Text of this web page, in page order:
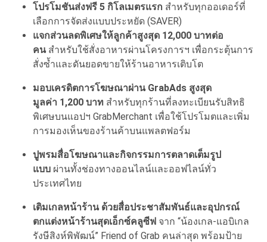
โปรโมชันส่งฟรี 5 กิโลเมตรแรก สำหรับทุกออเดอร์ที่
เลือกการจัดส่งแบบประหยัด (SAVER)
แจกส่วนลดพิเศษให้ลูกค้าสูงสุด 12,000 บาทต่อ
คนสำหรับใช้สั่งอาหารผ่านโครงการฯ เพื่อกระตุ้นการ
สั่งซ้ำและดันยอดขายให้ร้านอาหารเติบโต
มอบเครดิตการโฆษณาผ่าน GrabAds สูงสุด
มูลค่า 1,200 บาท สำหรับทุกร้านที่ลงทะเบียนรับสิทธิ
พิเศษบนแอปฯ GrabMerchant เพื่อใช้โปรโมตและเพิ่ม
การมองเห็นของร้านค้าบนแพลตฟอร์ม
ปูพรมสื่อโฆษณาและกิจกรรมการตลาดเต็มรูป
แบบ ผ่านทั้งช่องทางออนไลน์และออฟไลน์ทั่ว
ประเทศไทย
เติมเกลหน้าร้าน ด้วยสื่อประชาสัมพันธ์และอุปกรณ์
ตกแต่งหน้าร้านสุดเอ็กซ์คลูซีฟ จาก “น้องเกล-แอบิเกล
รังษีสิงห์พิพัฒน์” Friend of Grab คนล่าสุด พร้อมป้าย